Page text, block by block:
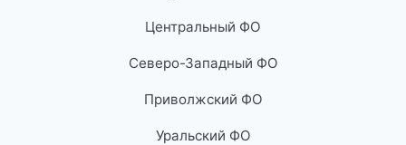
Центральный ФО
Северо-Западный ФО
Приволжский ФО
Уральский ФО